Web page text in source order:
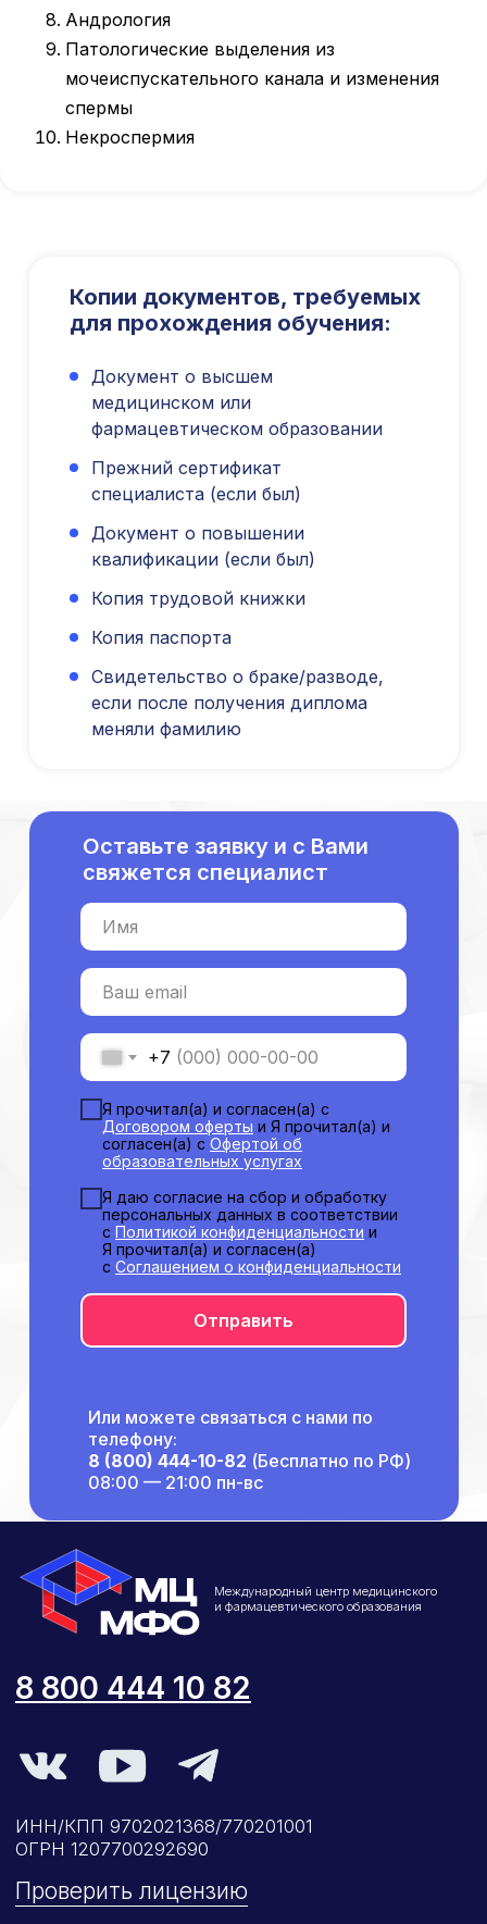
Андрология
Патологические выделения из
мочеиспускательного канала и изменения
спермы
Некроспермия
Документ о высшем
медицинском или
фармацевтическом образовании
Прежний сертификат
специалиста (если был)
Документ о повышении
квалификации (если был)
Копия трудовой книжки
Копия паспорта
Свидетельство о браке/разводе,
если после получения диплома
меняли фамилию
Копии документов, требуемых
для прохождения обучения:
Имя
Ваш email
+7
Я прочитал(а) и согласен(а) с
Договором оферты и Я прочитал(а) и
согласен(а) с Офертой об
образовательных услугах
Я даю согласие на сбор и обработку
персональных данных в соответствии
с Политикой конфиденциальности и
Я прочитал(а) и согласен(а)
с Соглашением о конфиденциальности
Отправить
Оставьте заявку и с Вами
свяжется специалист
Или можете связаться с нами по
телефону:
8 (800) 444-10-82 (Бесплатно по РФ)
08:00 — 21:00 пн-вс
©2026 ООО «МЦ МФО» МОСКВА
Политика конфиденциальности
Проверить лицензию
ИНН/КПП 9702021368/770201001
Юридический адрес: 107031, г.Москва, вн.тер.г.
Мост, д. 19, стр.2
Общество с Ограниченной Ответственностью
«Международный Центр Медицинского
и Фармацевтического Образования»
Оферта об образовательных услугах
Публичная оферта
Профессиональная подготовка
Повышение квалификации
Со средним образованием
Новые курсы
Эндокринология
Детская нутрициология
Молекулярная нутрициология
Со средним образованием
С высшим образованием
О нашем центре
Способы оплаты
Аккредитация
Подготовка документов
Прохождение тестов по клиническим
рекомендациям на портале НМО
Сопровождение первичной
специализированной аккредитации
Категория «под ключ»
Периодическая аккредитация «под ключ»